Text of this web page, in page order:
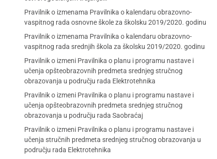
Pravilnik o izmenama Pravilnika o kalendaru obrazovno-
vaspitnog rada osnovne škole za školsku 2019/2020. godinu
Pravilnik o izmenama Pravilnika o kalendaru obrazovno-
vaspitnog rada srednjih škola za školsku 2019/2020. godinu
Pravilnik o izmeni Pravilnika o planu i programu nastave i
učenja opšteobrazovnih predmeta srednjeg stručnog
obrazovanja u području rada Elektrotehnika
Pravilnik o izmeni Pravilnika o planu i programu nastave i
učenja opšteobrazovnih predmeta srednjeg stručnog
obrazovanja u području rada Saobraćaj
Pravilnik o izmeni Pravilnika o planu i programu nastave i
učenja stručnih predmeta srednjeg stručnog obrazovanja u
području rada Elektrotehnika